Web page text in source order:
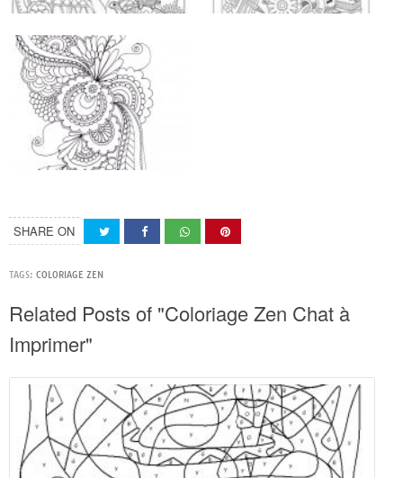
SHARE ON
TAGS: COLORIAGE ZEN
Related Posts of "Coloriage Zen Chat à
Imprimer"